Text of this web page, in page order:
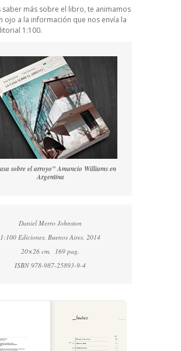
saber más sobre el libro, te animamos
ojo a la información que nos envía la
1:100.
sobre el arroyo” Amancio Williams en
Argentina
Daniel Merro Johnston
1:100 Ediciones. Buenos Aires. 2014
20×26 cm. 169 pag.
ISBN 978-987-25893-9-4